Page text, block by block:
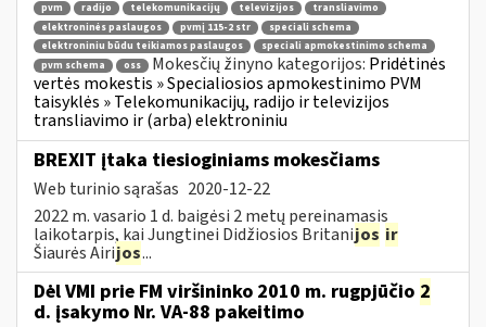
pvm radijo telekomunikacijų televizijos
transliavimo
elektroninės paslaugos
pvmį 115-2 str
speciali schema
elektroniniu būdu teikiamos paslaugos
speciali apmokestinimo schema
pvm schema
oss Mokesčių žinyno kategorijos: Pridėtinės
vertės mokestis » Specialiosios apmokestinimo PVM
taisyklės » Telekomunikacijų, radijo ir televizijos
transliavimo ir (arba) elektroniniu
BREXIT įtaka tiesioginiams mokesčiams
Web turinio sąrašas 2020-12-22
2022 m. vasario 1 d. baigėsi 2 metų pereinamasis
laikotarpis, kai Jungtinei Didžiosios Britanijos ir
Šiaurės Airijos...
Dėl VMI prie FM viršininko 2010 m. rugpjūčio 2
d. įsakymo Nr. VA-88 pakeitimo